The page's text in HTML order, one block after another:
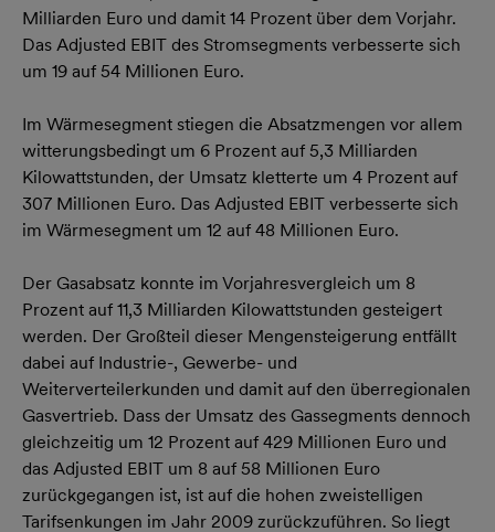
Milliarden Euro und damit 14 Prozent über dem Vorjahr.
Das Adjusted EBIT des Stromsegments verbesserte sich
um 19 auf 54 Millionen Euro.
Im Wärmesegment stiegen die Absatzmengen vor allem
witterungsbedingt um 6 Prozent auf 5,3 Milliarden
Kilowattstunden, der Umsatz kletterte um 4 Prozent auf
307 Millionen Euro. Das Adjusted EBIT verbesserte sich
im Wärmesegment um 12 auf 48 Millionen Euro.
Der Gasabsatz konnte im Vorjahresvergleich um 8
Prozent auf 11,3 Milliarden Kilowattstunden gesteigert
werden. Der Großteil dieser Mengensteigerung entfällt
dabei auf Industrie-, Gewerbe- und
Weiterverteilerkunden und damit auf den überregionalen
Gasvertrieb. Dass der Umsatz des Gassegments dennoch
gleichzeitig um 12 Prozent auf 429 Millionen Euro und
das Adjusted EBIT um 8 auf 58 Millionen Euro
zurückgegangen ist, ist auf die hohen zweistelligen
Tarifsenkungen im Jahr 2009 zurückzuführen. So liegt